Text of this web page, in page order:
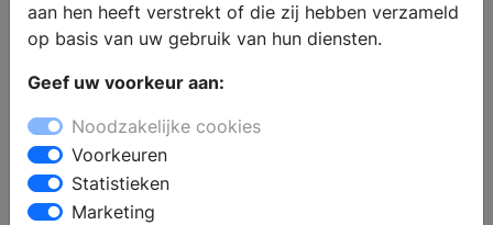
Filter op Merk
Filter op Onderwerp
aan hen heeft verstrekt of die zij hebben verzameld
op basis van uw gebruik van hun diensten.
Geef uw voorkeur aan:
Noodzakelijke cookies
Voorkeuren
Statistieken
Marketing